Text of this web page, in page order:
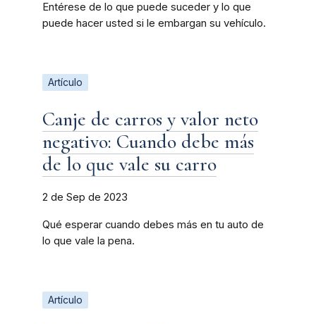
Entérese de lo que puede suceder y lo que
puede hacer usted si le embargan su vehículo.
Artículo
Canje de carros y valor neto
negativo: Cuando debe más
de lo que vale su carro
2 de Sep de 2023
Qué esperar cuando debes más en tu auto de
lo que vale la pena.
Artículo